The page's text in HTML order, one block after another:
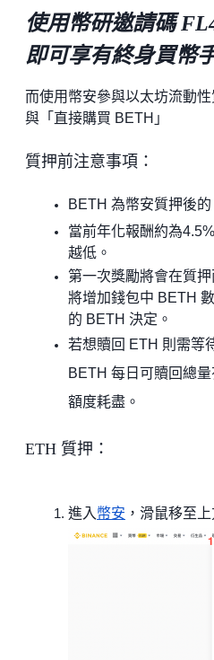
使用幣研邀請碼
即可享有終身買幣
而使用幣安參與以太坊流動性
與「直接購買 BETH」
質押前注意事項：
BETH 為幣安質押後
當前年化報酬約為
越低。
第一次獎勵將會在質
將增加錢包中 BETH
的 BETH 決定。
若想贖回 ETH 則需等
BETH 每日可贖回總
額度耗盡。
ETH 質押：
進入 幣安 ，滑鼠移至